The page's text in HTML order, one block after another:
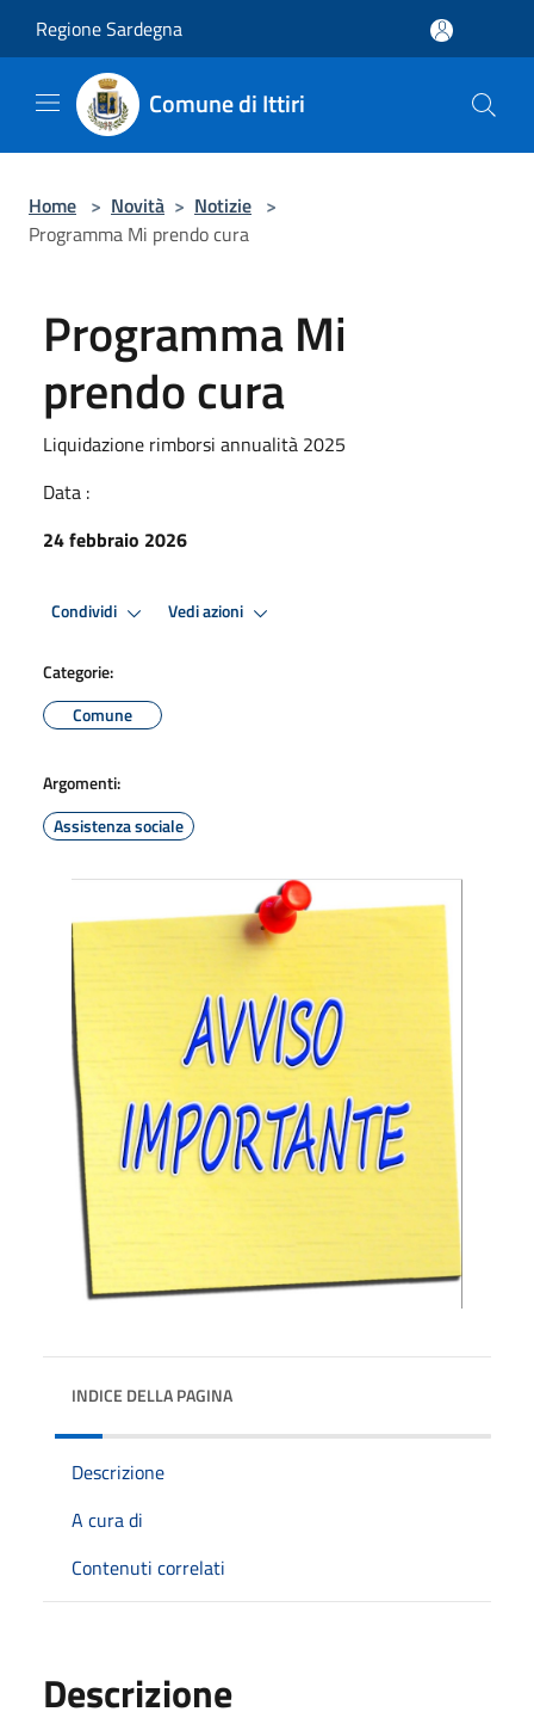
Regione Sardegna
Comune di Ittiri
Home > Novità > Notizie >
Programma Mi prendo cura
Programma Mi
prendo cura
Liquidazione rimborsi annualità 2025
Data :
24 febbraio 2026
Condividi Vedi azioni
Categorie:
Comune
Argomenti:
Assistenza sociale
INDICE DELLA PAGINA
Descrizione
A cura di
Contenuti correlati
Descrizione